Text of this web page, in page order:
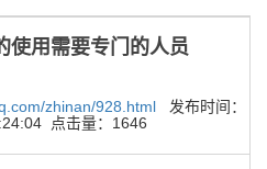
使用需要专门的人员
zhinan/928.html 发布时间：
点击量：1646